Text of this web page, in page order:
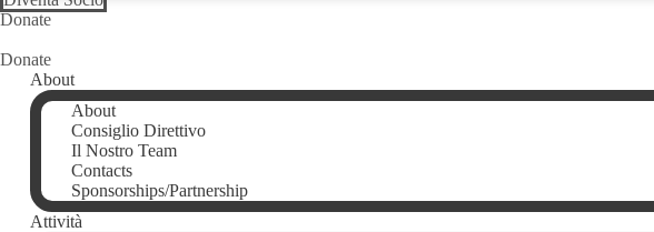
Donate
Donate
About
About
Consiglio Direttivo
Il Nostro Team
Contacts
Sponsorships/Partnership
Attività